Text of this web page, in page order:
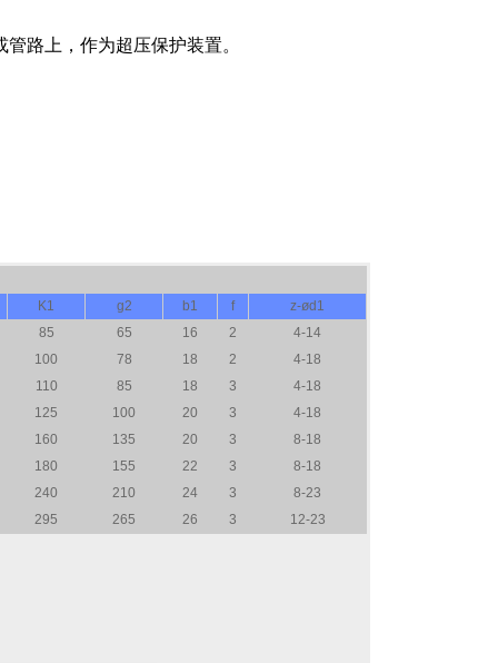
路上，作为超压保护装置。
K1 g2 b1 f
z-ød1
85 65 16 2
4-14
100 78 18 2
4-18
110 85 18 3
4-18
125 100 20 3
4-18
160 135 20 3
8-18
180 155 22 3
8-18
240 210 24 3
8-23
295 265 26 3 12-23